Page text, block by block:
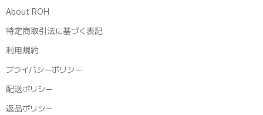
About ROH
特定商取引法に基づく表記
利用規約
プライバシーポリシー
配送ポリシー
返品ポリシー